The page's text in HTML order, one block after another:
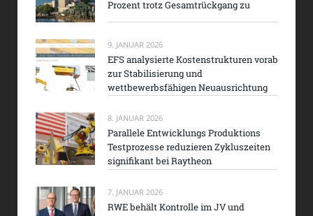
Prozent trotz Gesamtrückgang zu
9. JANUAR 2026
EFS analysierte Kostenstrukturen vorab
zur Stabilisierung und
wettbewerbsfähigen Neuausrichtung
8. JANUAR 2026
Parallele Entwicklungs Produktions
Testprozesse reduzieren Zykluszeiten
signifikant bei Raytheon
7. JANUAR 2026
RWE behält Kontrolle im JV und